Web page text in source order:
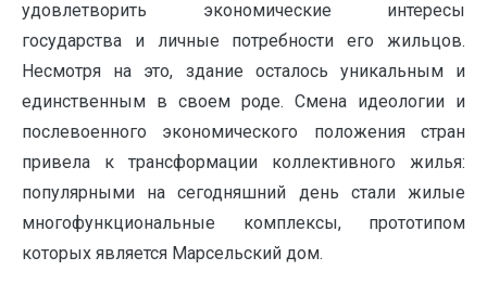
удовлетворить экономические интересы
государства и личные потребности его жильцов.
Несмотря на это, здание осталось уникальным и
единственным в своем роде. Смена идеологии и
послевоенного экономического положения стран
привела к трансформации коллективного жилья:
популярными на сегодняшний день стали жилые
многофункциональные комплексы, прототипом
которых является Марсельский дом.